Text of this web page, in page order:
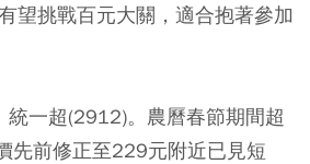
望挑戰百元大關，適合抱著參加
一超(2912)。 農曆春節期間超
先前修正至229元附近已見短